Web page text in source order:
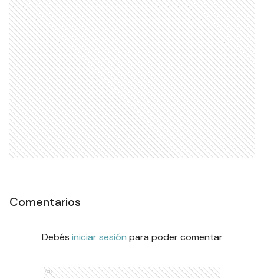
Comentarios
Debés iniciar sesión para poder comentar
Ads